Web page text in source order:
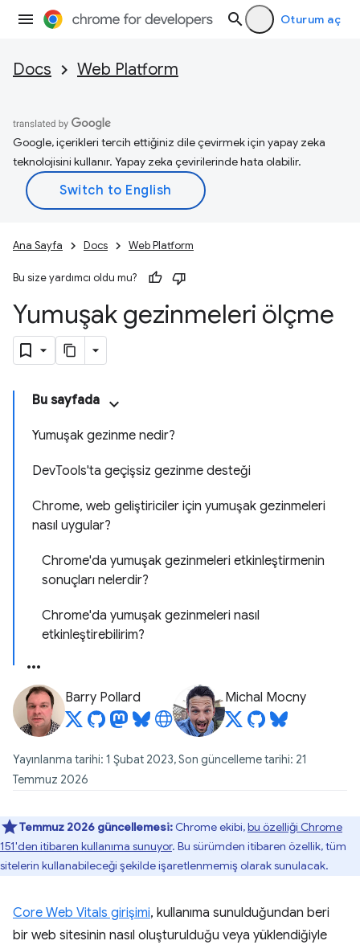
Oturum aç
Docs Web Platform
Google, içerikleri tercih ettiğiniz dile çevirmek için yapay zeka
teknolojisini kullanır. Yapay zeka çevirilerinde hata olabilir.
Ana Sayfa Docs Web Platform
Bu size yardımcı oldu mu?
Yumuşak gezinmeleri ölçme
Bu sayfada
Yumuşak gezinme nedir?
DevTools'ta geçişsiz gezinme desteği
Chrome, web geliştiriciler için yumuşak gezinmeleri
nasıl uygular?
Chrome'da yumuşak gezinmeleri etkinleştirmenin
sonuçları nelerdir?
Chrome'da yumuşak gezinmeleri nasıl
etkinleştirebilirim?
Barry Pollard Michal Mocny
Yayınlanma tarihi: 1 Şubat 2023, Son güncelleme tarihi: 21
Temmuz 2026
Temmuz 2026 güncellemesi: Chrome ekibi,bu özelliği Chrome
151'den itibaren kullanıma sunuyor. Bu sürümden itibaren özellik, tüm
sitelerin kullanabileceği şekilde işaretlenmemiş olarak sunulacak.
Core Web Vitals girişimi, kullanıma sunulduğundan beri
bir web sitesinin nasıl oluşturulduğu veya yüklendiğiyle